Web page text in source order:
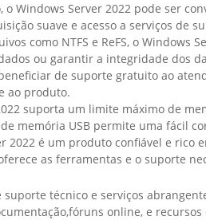
o Windows Server 2022 pode ser
suave e acesso a serviços de
como NTFS e ReFS, o
ou garantir a integridade dos
de suporte gratuito ao
ao produto.
suporta um limite máximo de
memória USB permite uma fácil
2022 é um produto confiável e
as ferramentas e o suporte
suporte técnico e serviços
online, e